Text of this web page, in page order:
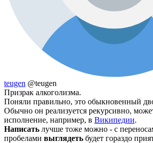
teugen @teugen
Призрак алкоголизма.
Поняли правильно, это обыкновенный
Обычно он реализуется рекурсивно,
исполнение, например, в Википедии.
Написать лучше тоже можно - с
пробелами выглядеть будет гораздо